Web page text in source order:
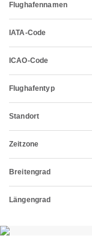
Flughafennamen
IATA-Code
ICAO-Code
Flughafentyp
Standort
Zeitzone
Breitengrad
Längengrad